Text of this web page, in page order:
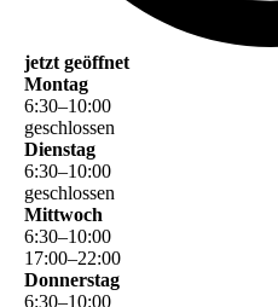
jetzt geöffnet
Montag
6:30–10:00
geschlossen
Dienstag
6:30–10:00
geschlossen
Mittwoch
6:30–10:00
17:00–22:00
Donnerstag
6:30–10:00